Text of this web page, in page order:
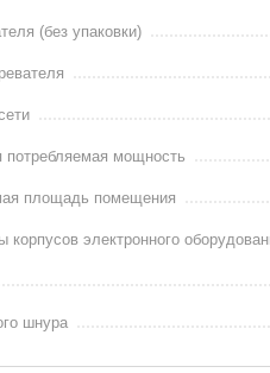
(без упаковки)
потребляемая мощность
площадь помещения
корпусов электронного
шнура